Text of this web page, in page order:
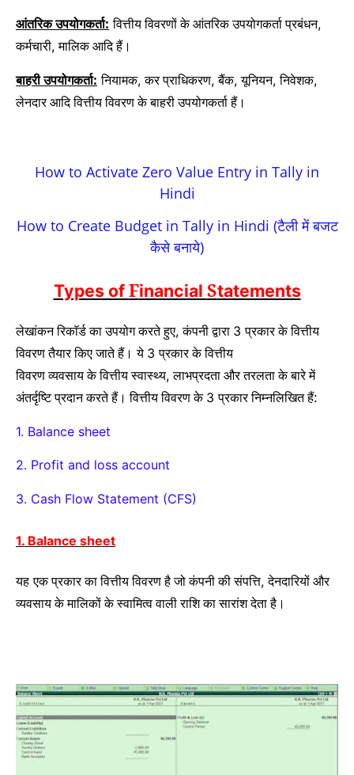
आंतरिक उपयोगकर्ता: वित्तीय विवरणों के आंतरिक उपयोगकर्ता प्रबंधन,
कर्मचारी,मालिक आदि हैं।
बाहरी उपयोगकर्ता: नियामक,कर प्राधिकरण,बैंक,यूनियन,निवेशक,
लेनदार आदि वित्तीय विवरण के बाहरी उपयोगकर्ता हैं।
How to Activate Zero Value Entry in Tally in
Hindi
How to Create Budget in Tally in Hindi (टैली में बजट
कैसे बनाये)
Types ofFinancial Statements
लेखांकन रिकॉर्ड का उपयोग करते हुए,कंपनी द्वारा 3प्रकार के वित्तीय
विवरण तैयार किए जाते हैं। ये 3प्रकार के वित्तीय
विवरण व्यवसाय के वित्तीय स्वास्थ्य,लाभप्रदता और तरलता के बारे में
अंतर्दृष्टि प्रदान करते हैं।वित्तीय विवरण के 3प्रकार निम्नलिखित हैं:
1. Balance sheet
2. Profit and loss account
3. Cash Flow Statement (CFS)
1. Balance sheet
यहएक प्रकार का वित्तीय विवरण है जो कंपनी की संपत्ति,देनदारियों और
व्यवसाय के मालिकों के स्वामित्व वाली राशि का सारांश देता है।